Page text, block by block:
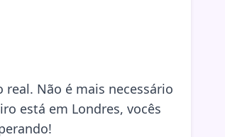
Não é mais necessário
está em Londres, vocês